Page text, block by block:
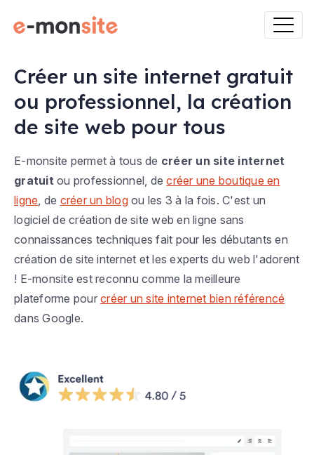
Créer un site internet gratuit
ou professionnel, la création
de site web pour tous
E-monsite permet à tous de créer un site internet
gratuit ou professionnel, decréer une boutique en
ligne , de créer un blogou les 3 à la fois. C'est un
logiciel de création de site web en ligne sans
connaissances techniques fait pour les débutants en
création de site internet et les experts du web l'adorent
! E-monsite est reconnu comme la meilleure
plateforme pour créer un site internet bien référencé
dans Google.